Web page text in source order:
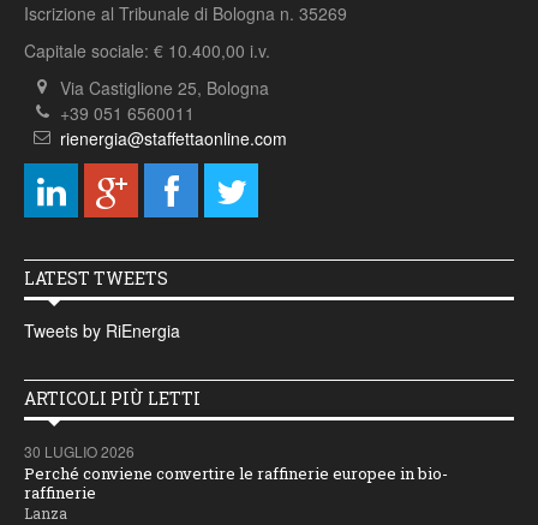
Iscrizione al Tribunale di Bologna n. 35269
Capitale sociale: € 10.400,00 i.v.
Via Castiglione 25, Bologna
+39 051 6560011
rienergia@staffettaonline.com
LATEST TWEETS
Tweets by RiEnergia
ARTICOLI PIÙ LETTI
30 LUGLIO 2026
Perché conviene convertire le raffinerie europee in bio-
raffinerie
Lanza